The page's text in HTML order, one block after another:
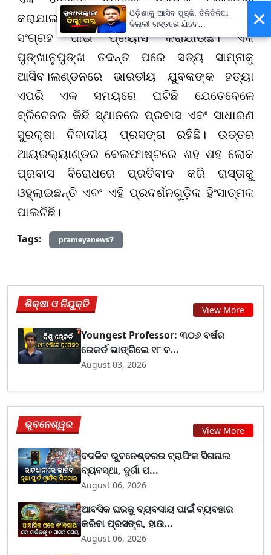
କରାଯାଇଥିଲା। ସେହି ଅଞ୍ଚଳର ସିସିଟିଭି ଫୁଟେଜ୍
ସଂଗ୍ରହ ପାଇଁ ପ୍ରୟାସ କରାଯାଉଛି। ଏକ
ପୁଙ୍ଖାନୁପୁଙ୍ଖ ତଦନ୍ତ ପରେ ସତ୍ୟ ସାମ୍ନାକୁ
ଆସିବ।ଲଣ୍ଡନରେ ଭାରତୀୟ ଯୁବକଙ୍କ ହତ୍ୟା
ଏପରି ଏକ ସମୟରେ ଘଟିଛି ଯେତେବେଳେ
ବ୍ରିଟେନର କିଛି ସ୍ଥାନରେ ପ୍ରବାସ ଏବଂ ସାଧାରଣ
ସୁରକ୍ଷା ବିବାଦୀୟ ପ୍ରସଙ୍ଗ ରହିଛି। ଉତ୍ତର
ଆୟରଲ୍ୟାଣ୍ଡର ବେଲଫାଷ୍ଟରେ ଶହ ଶହ ଲୋକ
ପ୍ରବାସ ବିରୋଧରେ ପ୍ରତିବାଦ କରି ରାସ୍ତାକୁ
ଓହ୍ଲାଇଛନ୍ତି ଏବଂ ଏହି ପ୍ରଦର୍ଶନଗୁଡ଼ିକ ହିଂସାତ୍ମକ
ପାଲଟିଛି।
Tags:
prameyanews7
ଶିକ୍ଷା ଓ ନିଯୁକ୍ତି View More
Youngest Professor: ୩୦୬ ବର୍ଷର
ରେକର୍ଡ ଭାଙ୍ଗିଲେ ୧୮ ବ...
August 03, 2026
ଭୁବନେଶ୍ୱର View More
ବଦଳିବ ଭୁବନେଶ୍ବରର ଟ୍ରାଫିକ ସିଗନାଲ
ବ୍ୟବସ୍ଥା, ଦୁର୍ଗା ପ...
August 06, 2026
ଆବସିକ ଘରକୁ ବ୍ୟବସାୟ ପାଇଁ ବ୍ୟବହାର
କରିବା ପ୍ରସଙ୍ଗ, ହାଉ...
August 06, 2026
×
ଓଡ଼ିଶାକୁ ଆସିବ ପୁଞ୍ଜି, ତିନିଦିନିଆ
ଦିଲ୍ଲୀ ଗସ୍ତରେ ଯିବେ
ମୁଖ୍ୟମନ୍ତ୍ରୀ ମୋହନ ମାଝୀ